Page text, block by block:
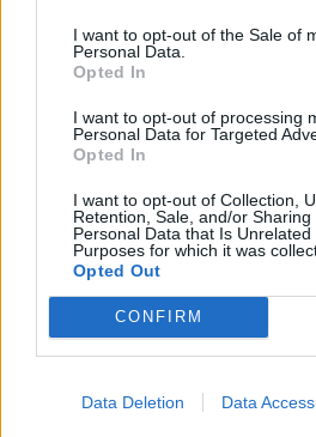
I want to opt-out of the Sale of
Personal Data.
Opted In
I want to opt-out of processing
Personal Data for Targeted
Opted In
I want to opt-out of Collection,
Retention, Sale, and/or Sharing
Personal Data that Is Unrelated
Purposes for which it was
Opted Out
CONFIRM
Data Deletion Data Access
Είμαι σίγουρη πως θα
Σας φιλώ και τα λέμε στο
Fit your life the easy way
Y.Γ Εννοείται πως θα σας